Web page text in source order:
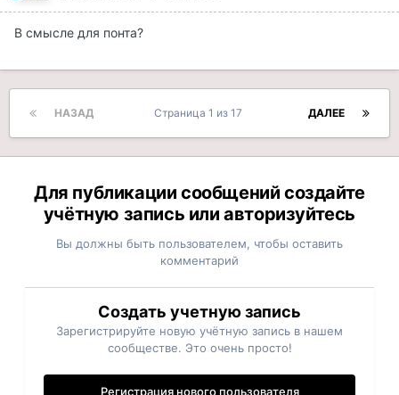
В смысле для понта?
НАЗАД ДАЛЕЕ
Страница 1 из 17
Для публикации сообщений создайте
учётную запись или авторизуйтесь
Вы должны быть пользователем, чтобы оставить
комментарий
Создать учетную запись
Зарегистрируйте новую учётную запись в нашем
сообществе. Это очень просто!
Регистрация нового пользователя